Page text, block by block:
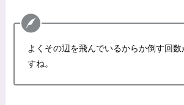
よくその辺を飛んでいるからか倒す回
すね。